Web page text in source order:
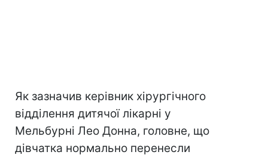
Як зазначив керівник хірургічного
відділення дитячої лікарні у
Мельбурні Лео Донна, головне, що
дівчатка нормально перенесли